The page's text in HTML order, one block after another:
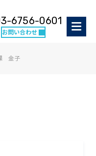
6756-0601
お問い合わせ
金子